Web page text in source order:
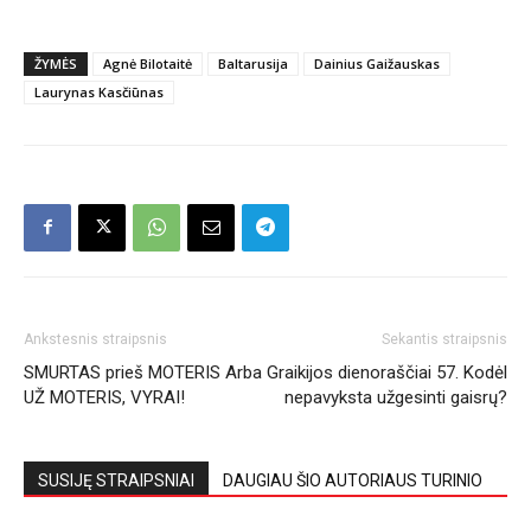
ŽYMĖS Agnė Bilotaitė Baltarusija
Dainius Gaižauskas
Laurynas Kasčiūnas
Ankstesnis straipsnis
SMURTAS prieš MOTERIS Arba
UŽ MOTERIS, VYRAI!
Sekantis straipsnis
Graikijos dienoraščiai 57. Kodėl
nepavyksta užgesinti gaisrų?
SUSIJĘ STRAIPSNIAI DAUGIAU ŠIO AUTORIAUS TURINIO